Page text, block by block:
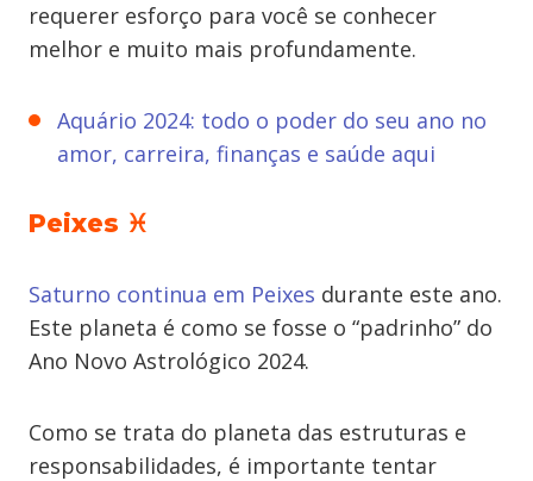
requerer esforço para você se conhecer
melhor e muito mais profundamente.
Aquário 2024: todo o poder do seu ano no
amor, carreira, finanças e saúde aqui
Peixes ♓
Saturno continua em Peixes durante este ano.
Este planeta é como se fosse o “padrinho” do
Ano Novo Astrológico 2024.
Como se trata do planeta das estruturas e
responsabilidades, é importante tentar